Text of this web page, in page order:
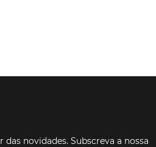
das novidades. Subscreva a nossa